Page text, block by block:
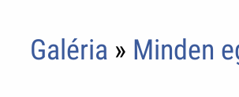
Galéria » Minden